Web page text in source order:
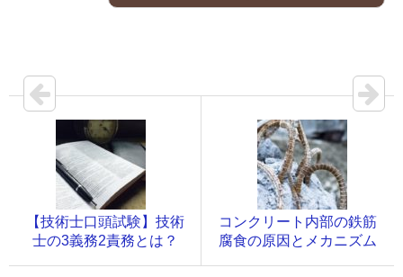
【技術士口頭試験】技術
士の3義務2責務とは？
コンクリート内部の鉄筋
腐食の原因とメカニズム